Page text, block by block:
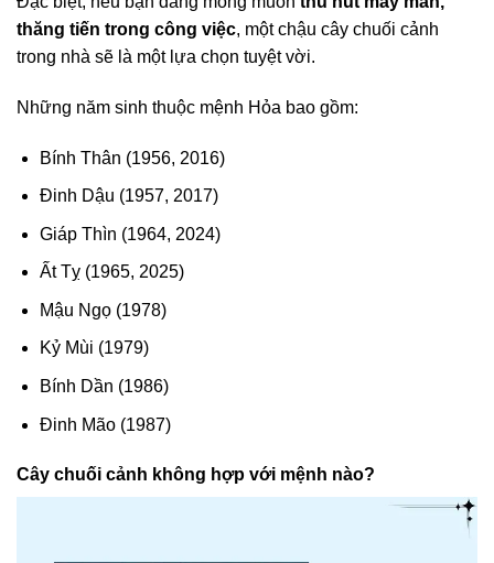
thăng tiến trong công việc, một chậu cây chuối cảnh
trong nhà sẽ là một lựa chọn tuyệt vời.
Những năm sinh thuộc mệnh Hỏa bao gồm:
Bính Thân (1956, 2016)
Đinh Dậu (1957, 2017)
Giáp Thìn (1964, 2024)
Ất Tỵ (1965, 2025)
Mậu Ngọ (1978)
Kỷ Mùi (1979)
Bính Dần (1986)
Đinh Mão (1987)
Cây chuối cảnh không hợp với mệnh nào?